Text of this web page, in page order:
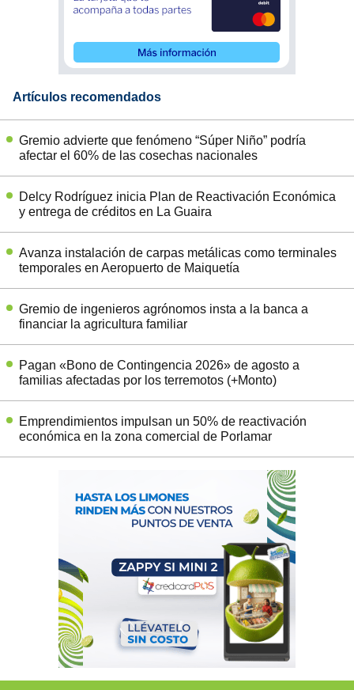
Artículos recomendados
Gremio advierte que fenómeno “Súper Niño” podría
afectar el 60% de las cosechas nacionales
Delcy Rodríguez inicia Plan de Reactivación Económica
y entrega de créditos en La Guaira
Avanza instalación de carpas metálicas como terminales
temporales en Aeropuerto de Maiquetía
Gremio de ingenieros agrónomos insta a la banca a
financiar la agricultura familiar
Pagan «Bono de Contingencia 2026» de agosto a
familias afectadas por los terremotos (+Monto)
Emprendimientos impulsan un 50% de reactivación
económica en la zona comercial de Porlamar